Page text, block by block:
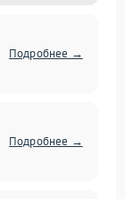
Подробнее →
Подробнее →